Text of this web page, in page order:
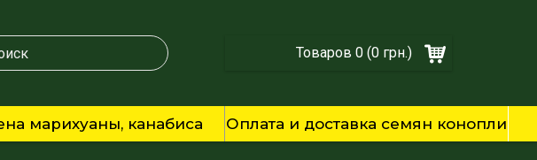
Товаров 0 (0 грн.)
марихуаны, канабиса Оплата и доставка семян конопли